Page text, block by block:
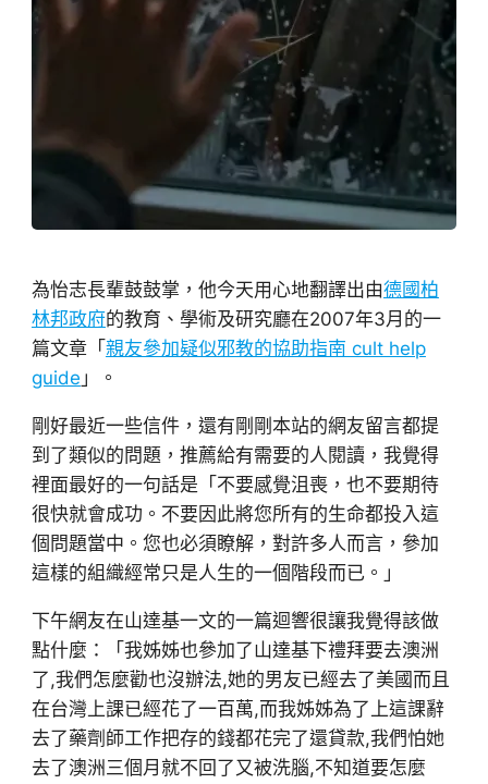
為怡志長輩鼓鼓掌，他今天用心地翻譯出由德國柏
林邦政府的教育、學術及研究廳在2007年3月的一
篇文章「親友參加疑似邪教的協助指南 cult help
guide 」。
剛好最近一些信件，還有剛剛本站的網友留言都提
到了類似的問題，推薦給有需要的人閱讀，我覺得
裡面最好的一句話是「不要感覺沮喪，也不要期待
很快就會成功。不要因此將您所有的生命都投入這
個問題當中。您也必須瞭解，對許多人而言，參加
這樣的組織經常只是人生的一個階段而已。」
下午網友在山達基一文的一篇迴響很讓我覺得該做
點什麼：「我姊姊也參加了山達基下禮拜要去澳洲
了,我們怎麼勸也沒辦法,她的男友已經去了美國而且
在台灣上課已經花了一百萬,而我姊姊為了上這課辭
去了藥劑師工作把存的錢都花完了還貸款,我們怕她
去了澳洲三個月就不回了又被洗腦,不知道要怎麼